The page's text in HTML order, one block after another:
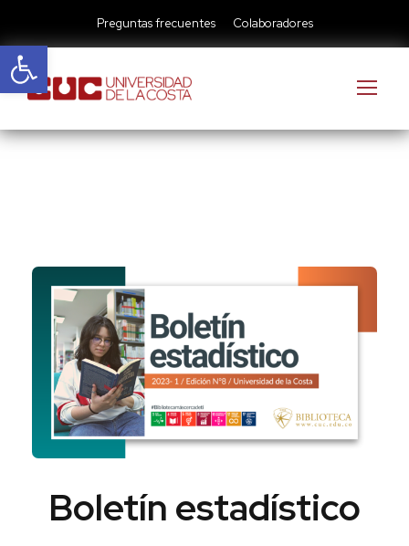
Abrir barra de herramientas
Preguntas frecuentes Colaboradores
Boletín estadístico